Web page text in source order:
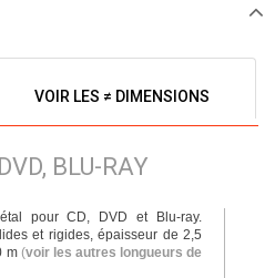
VOIR LES ≠ DIMENSIONS
BLU-RAY
pour CD, DVD et Blu-ray.
et rigides, épaisseur de 2,5
m (voir les autres longueurs de